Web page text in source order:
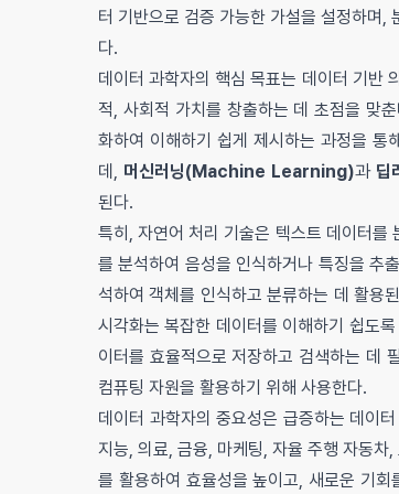
터 기반으로 검증 가능한 가설을 설정하며,
다.
데이터 과학자의 핵심 목표는 데이터 기반
적, 사회적 가치를 창출하는 데 초점을 맞
화하여 이해하기 쉽게 제시하는 과정을 통
데, 머신러닝(Machine Learning)과 딥
된다.
특히, 자연어 처리 기술은 텍스트 데이터를
를 분석하여 음성을 인식하거나 특징을 추
석하여 객체를 인식하고 분류하는 데 활용
시각화는 복잡한 데이터를 이해하기 쉽도
이터를 효율적으로 저장하고 검색하는 데
컴퓨팅 자원을 활용하기 위해 사용한다.
데이터 과학자의 중요성은 급증하는 데이
지능, 의료, 금융, 마케팅, 자율 주행 자동차
를 활용하여 효율성을 높이고, 새로운 기